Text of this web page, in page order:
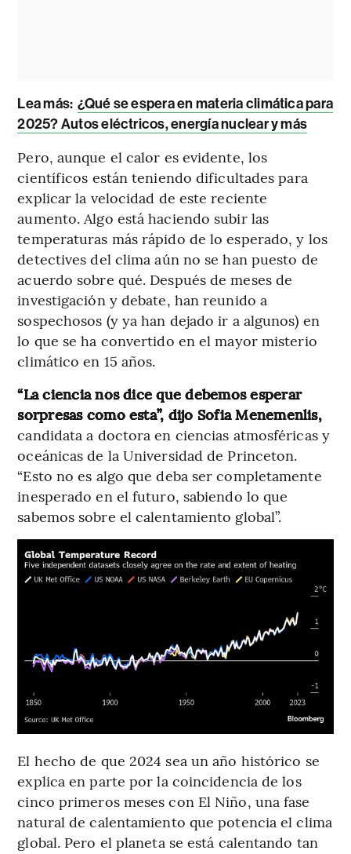
Lea más: ¿Qué se espera en materia climática para
2025? Autos eléctricos, energía nuclear y más
Pero, aunque el calor es evidente, los
científicos están teniendo dificultades para
explicar la velocidad de este reciente
aumento. Algo está haciendo subir las
temperaturas más rápido de lo esperado, y los
detectives del clima aún no se han puesto de
acuerdo sobre qué. Después de meses de
investigación y debate, han reunido a
sospechosos (y ya han dejado ir a algunos) en
lo que se ha convertido en el mayor misterio
climático en 15 años.
“La ciencia nos dice que debemos esperar
sorpresas como esta”, dijo Sofia Menemenlis,
candidata a doctora en ciencias atmosféricas y
oceánicas de la Universidad de Princeton.
“Esto no es algo que deba ser completamente
inesperado en el futuro, sabiendo lo que
sabemos sobre el calentamiento global”.
El hecho de que 2024 sea un año histórico se
explica en parte por la coincidencia de los
cinco primeros meses con El Niño, una fase
natural de calentamiento que potencia el clima
global. Pero el planeta se está calentando tan